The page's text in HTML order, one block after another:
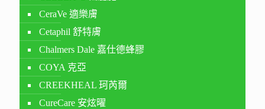
CeraVe 適樂膚
Cetaphil 舒特膚
Chalmers Dale 嘉仕德蜂膠
COYA 克亞
CREEKHEAL 珂芮爾
CureCare 安炫曜